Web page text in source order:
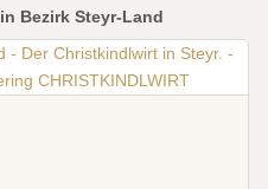
in Bezirk Steyr-Land